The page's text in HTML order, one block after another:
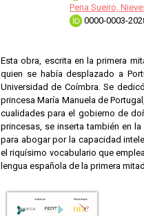
Pena Sueiro,
0000-0003-
Esta obra, escrita en la primera
quien se había desplazado a
Universidad de Coímbra. Se
princesa María Manuela de
cualidades para el gobierno de
princesas, se inserta también en
para abogar por la capacidad
el riquísimo vocabulario que
lengua española de la primera